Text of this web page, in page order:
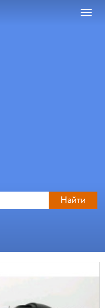
Найти